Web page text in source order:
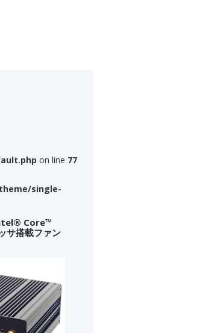
on line 77
single-
Core™
サ搭載ファン